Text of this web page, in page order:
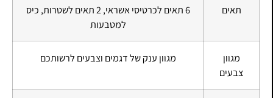
תאים
6 תאים לכרטיסי אשראי, 2 תאים לשטרות, כיס
למטבעות
מגוון
צבעים
מגוון ענק של דגמים וצבעים לרשותכם